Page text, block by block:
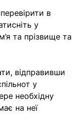
в
у
та прізвище та
відправивши
у
необхідну
на неї